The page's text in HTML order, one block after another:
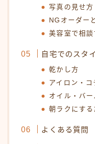
写真の見せ方
NGオーダー
美容室で相
自宅でのスタ
乾かし方
アイロン・コ
オイル・バ
朝ラクにす
よくある質問